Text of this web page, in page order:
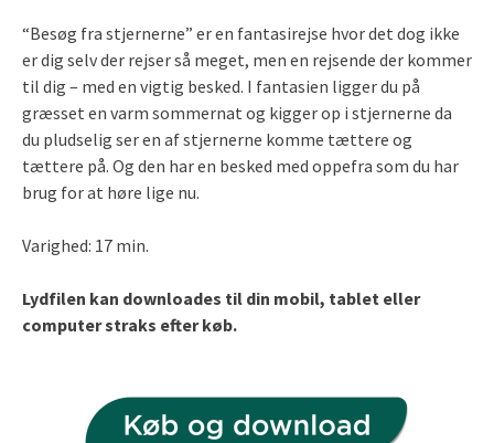
“Besøg fra stjernerne” er en fantasirejse hvor det dog ikke
er dig selv der rejser så meget, men en rejsende der kommer
til dig – med en vigtig besked. I fantasien ligger du på
græsset en varm sommernat og kigger op i stjernerne da
du pludselig ser en af stjernerne komme tættere og
tættere på. Og den har en besked med oppefra som du har
brug for at høre lige nu.
Varighed: 17 min.
Lydfilen kan downloades til din mobil, tablet eller
computer straks efter køb.